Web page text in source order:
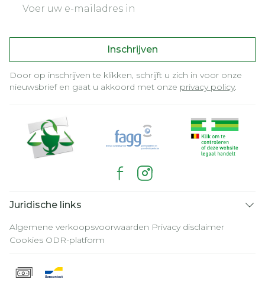
Inschrijven
Door op inschrijven te klikken, schrijft u zich in voor onze
nieuwsbrief en gaat u akkoord met onze privacy policy.
Juridische links
Algemene verkoopsvoorwaarden Privacy disclaimer
Cookies ODR-platform